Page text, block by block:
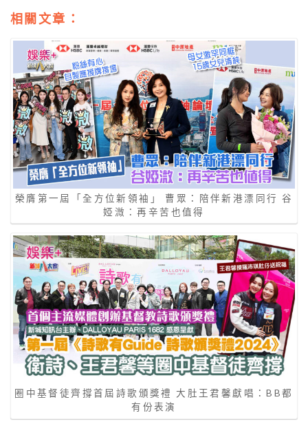
相關文章：
榮膺第一屆「全方位新領袖」 曹眾：陪伴新港漂同行 谷
婭溦：再辛苦也值得
圈中基督徒齊撐首屆詩歌頒獎禮 大肚王君馨獻唱：BB都
有份表演